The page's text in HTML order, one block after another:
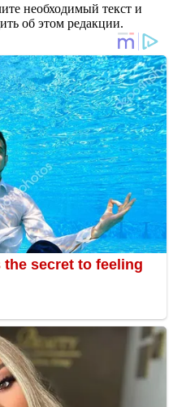
необходимый текст и
об этом редакции.